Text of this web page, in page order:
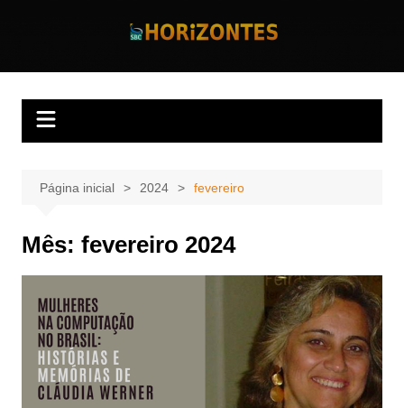
Horizontes
Página inicial 2024 fevereiro
Mês: fevereiro 2024